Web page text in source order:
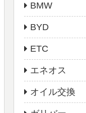
BMW
BYD
ETC
エネオス
オイル交換